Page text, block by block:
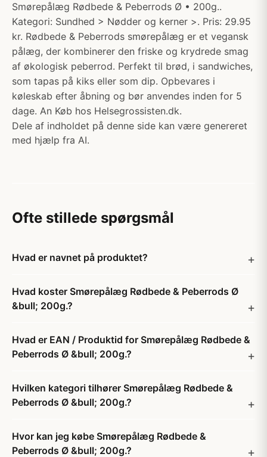
Smørepålæg Rødbede & Peberrods Ø • 200g..
Kategori: Sundhed > Nødder og kerner >. Pris: 29.95
kr. Rødbede & Peberrods smørepålæg er et vegansk
pålæg, der kombinerer den friske og krydrede smag
af økologisk peberrod. Perfekt til brød, i sandwiches,
som tapas på kiks eller som dip. Opbevares i
køleskab efter åbning og bør anvendes inden for 5
dage. An Køb hos Helsegrossisten.dk.
Dele af indholdet på denne side kan være genereret
med hjælp fra AI.
Ofte stillede spørgsmål
Hvad er navnet på produktet?
Hvad koster Smørepålæg Rødbede & Peberrods Ø
&bull; 200g.?
Hvad er EAN / Produktid for Smørepålæg Rødbede &
Peberrods Ø &bull; 200g.?
Hvilken kategori tilhører Smørepålæg Rødbede &
Peberrods Ø &bull; 200g.?
Hvor kan jeg købe Smørepålæg Rødbede &
Peberrods Ø &bull; 200g.?